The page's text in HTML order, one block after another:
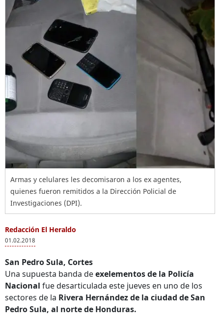
Armas y celulares les decomisaron a los ex agentes,
quienes fueron remitidos a la Dirección Policial de
Investigaciones (DPI).
Redacción El Heraldo
01.02.2018
San Pedro Sula, Cortes
Una supuesta banda deexelementos de la Policía
Nacional fue desarticulada este jueves en uno de los
sectores de la Rivera Hernández de la ciudad deSan
Pedro Sula, al norte de Honduras.